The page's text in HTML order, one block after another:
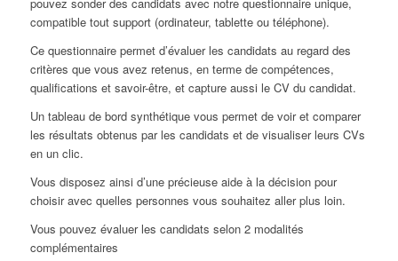
compatible tout support (ordinateur, tablette ou téléphone).
Ce questionnaire permet d’évaluer les candidats au regard des
critères que vous avez retenus, en terme de compétences,
qualifications et savoir-être, et capture aussi le CV du candidat.
Un tableau de bord synthétique vous permet de voir et comparer
les résultats obtenus par les candidats et de visualiser leurs CVs
en un clic.
Vous disposez ainsi d’une précieuse aide à la décision pour
choisir avec quelles personnes vous souhaitez aller plus loin.
Vous pouvez évaluer les candidats selon 2 modalités
complémentaires